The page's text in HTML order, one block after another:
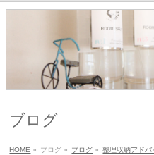
ブログ
HOME » ブログ » ブログ » 整理収納アド